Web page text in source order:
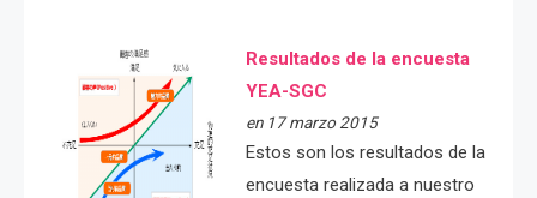
Resultados de la encuesta
YEA-SGC
en 17 marzo 2015
Estos son los resultados de la
encuesta realizada a nuestro